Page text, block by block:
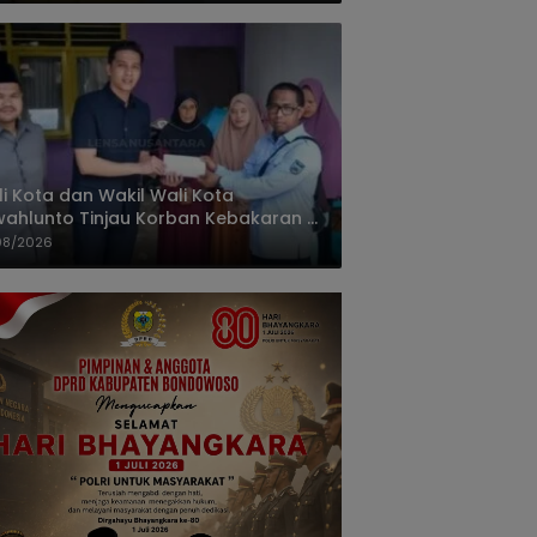
Kota dan Wakil Wali Kota
Tinjau Korban Kebakaran di
Pastikan Bantuan dan Perkuat
Bencana
2026